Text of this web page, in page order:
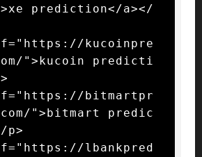
prediction</a></
kucoinpre
">kucoin predicti
bitmartpr
">bitmart predic
p>
lbankpred